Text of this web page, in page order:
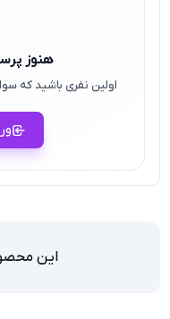
هنوز
اولین نفری باشید که
این